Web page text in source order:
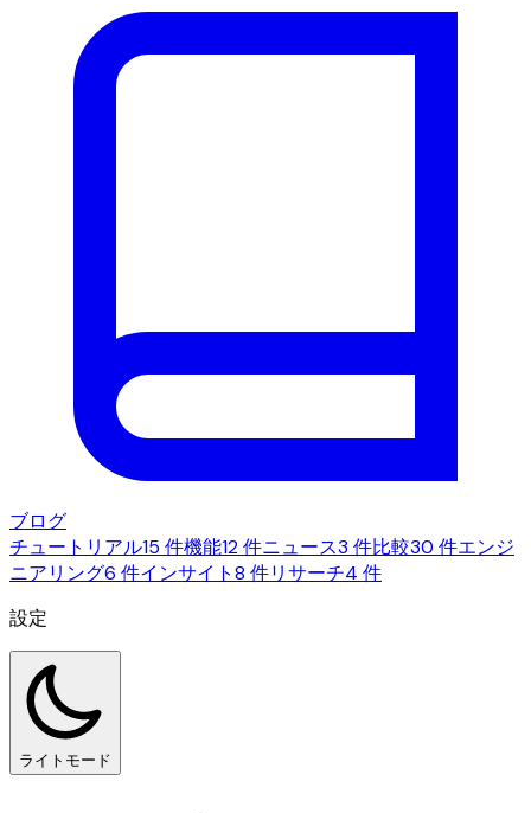
ブログ
チュートリアル15 件機能12 件ニュース3 件比較30 件エンジ
ニアリング6 件インサイト8 件リサーチ4 件
設定
ライトモード